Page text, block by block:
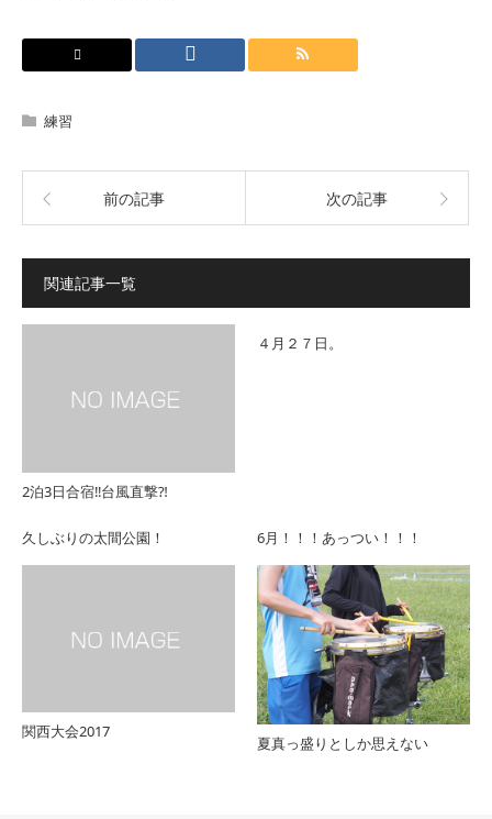
練習
前の記事 次の記事
関連記事一覧
2泊3日合宿‼︎台風直撃⁈
４月２７日。
久しぶりの太間公園！ 6月！！！あっつい！！！
関西大会2017
夏真っ盛りとしか思えない